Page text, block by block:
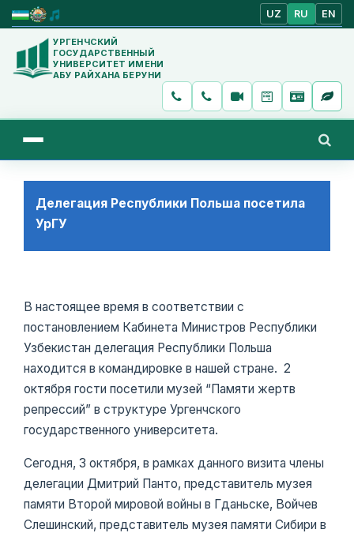
UZ RU EN
УРГЕНЧСКИЙ
ГОСУДАРСТВЕННЫЙ
УНИВЕРСИТЕТ ИМЕНИ
АБУ РАЙХАНА БЕРУНИ
Делегация Республики Польша посетила
УрГУ
В настоящее время в соответствии с
постановлением Кабинета Министров Республики
Узбекистан делегация Республики Польша
находится в командировке в нашей стране. 2
октября гости посетили музей “Памяти жертв
репрессий” в структуре Ургенчского
государственного университета.
Сегодня, 3 октября, в рамках данного визита члены
делегации Дмитрий Панто, представитель музея
памяти Второй мировой войны в Гданьске, Войчев
Слешинский, представитель музея памяти Сибири в